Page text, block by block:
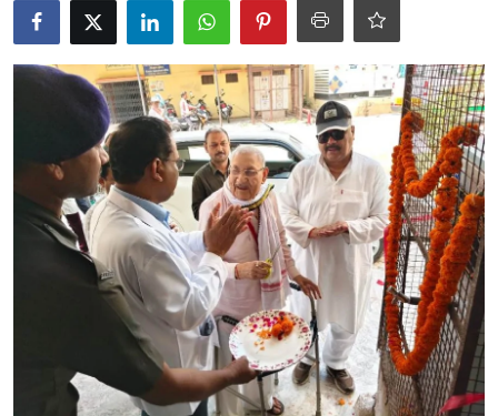
बुन्देलखण्ड
वीडियो
स्पोर्ट्स
मनोरंजन